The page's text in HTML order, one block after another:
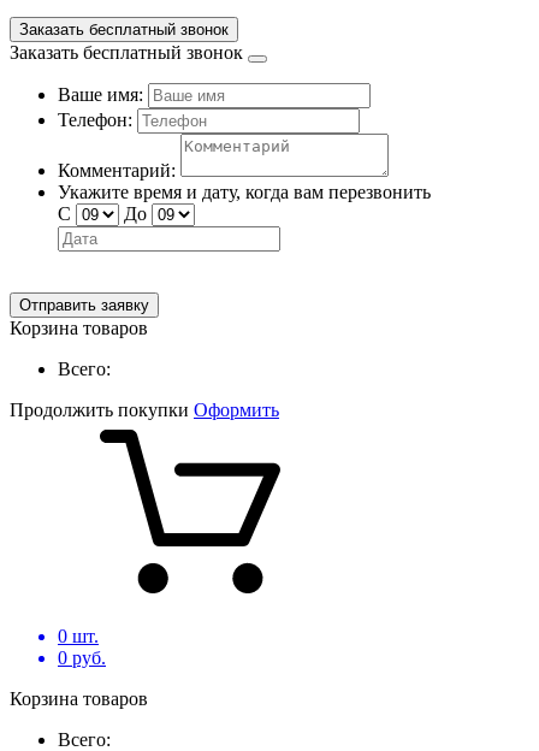
Заказать бесплатный звонок
Заказать бесплатный звонок
Ваше имя:
Телефон:
Комментарий:
Укажите время и дату, когда вам перезвонить
С
До
Отправить заявку
Корзина товаров
Всего:
Продолжить покупки Оформить
0 шт.
0 руб.
Корзина товаров
Всего: